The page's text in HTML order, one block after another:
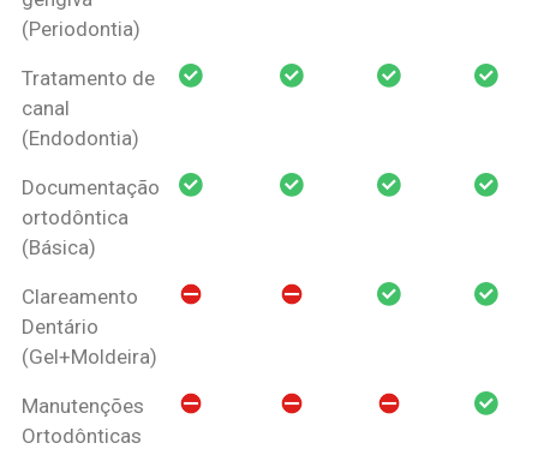
(Periodontia)
Tratamento de
canal
(Endodontia)
Documentação
ortodôntica
(Básica)
Clareamento
Dentário
(Gel+Moldeira)
Manutenções
Ortodônticas